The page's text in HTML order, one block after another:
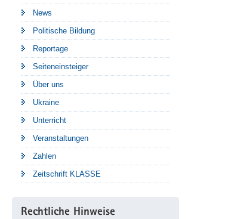
News
Politische Bildung
Reportage
Seiteneinsteiger
Über uns
Ukraine
Unterricht
Veranstaltungen
Zahlen
Zeitschrift KLASSE
Rechtliche Hinweise